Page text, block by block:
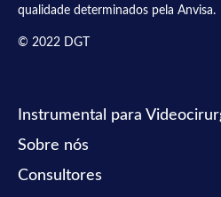
qualidade determinados pela Anvisa.
© 2022 DGT
Instrumental para
Sobre nós
Consultores